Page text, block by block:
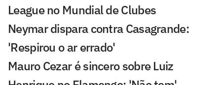
League no Mundial de Clubes
Neymar dispara contra Casagrande:
'Respirou o ar errado'
Mauro Cezar é sincero sobre Luiz